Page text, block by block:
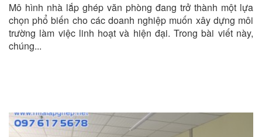
Mô hình nhà lắp ghép văn phòng đang trở thành một lựa
chọn phổ biến cho các doanh nghiệp muốn xây dựng môi
trường làm việc linh hoạt và hiện đại. Trong bài viết này,
chúng...